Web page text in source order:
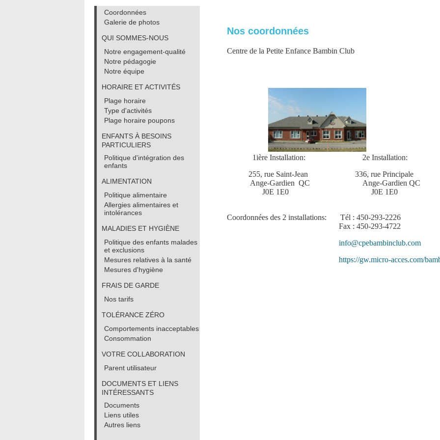
Coordonnées
Galerie de photos
QUI SOMMES-NOUS
Notre engagement-qualité
Notre pédagogie
Notre équipe
HORAIRE ET ACTIVITÉS
Plage horaire
Type d'activités
Plage horaire poupons
ENFANTS À BESOINS
PARTICULIERS
Politique d'intégration des
enfants
ALIMENTATION
Politique alimentaire
Allergies alimentaires et
intolérances
MALADIES ET HYGIÈNE
Politique des enfants malades
et exclusions
Mesures relatives à la santé
Mesures d'hygiène
FRAIS DE GARDE
Nos tarifs
TOLÉRANCE ZÉRO
Comportements inacceptables
Consommation
VOTRE COLLABORATION
Parent utilisateur
DOCUMENTS ET LIENS
INTÉRESSANTS
Documents
Liens utiles
Autres liens
Nos coordonnées
Centre de la Petite Enfance Bambin Club
1ière Installation: 2e Installation:
255, rue Saint-Jean 336, rue Principale
Ange-Gardien QC Ange-Gardien QC
J0E 1E0 J0E 1E0
Coordonnées des 2 installations: Tél : 450-293-2226
Fax : 450-293-4722
info@cpebambinclub.com
https://gw.micro-acces.com/